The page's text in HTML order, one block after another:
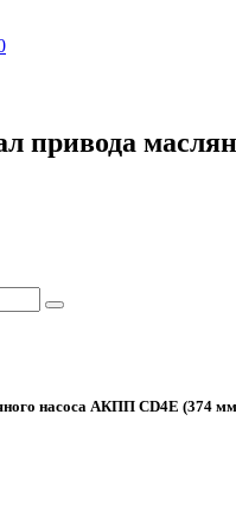
привода
насоса АКПП CD4E (374